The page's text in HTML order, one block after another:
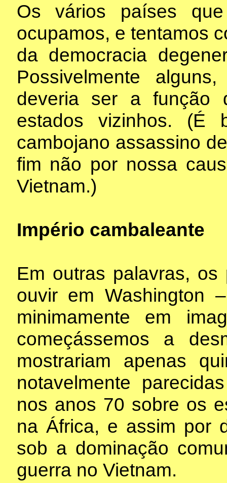
Os vários países
ocupamos, e tentamos
da democracia
Possivelmente
deveria ser a função
estados vizinhos. (É
cambojano assassino
fim não por nossa
Vietnam.)
Império cambaleante
Em outras palavras,
ouvir em Washington
minimamente em
começássemos a
mostrariam apenas
notavelmente
nos anos 70 sobre os
na África, e assim por
sob a dominação
guerra no Vietnam.